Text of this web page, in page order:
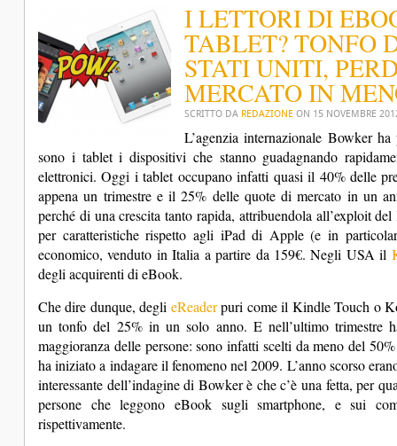
I LETTORI DI
TABLET? TONFO
STATI UNITI,
MERCATO IN
SCRITTO DA REDAZIONE ON 15 NOVEMBRE
L’agenzia internazionale Bowker
sono i tablet i dispositivi che stanno guadagnando
elettronici.Oggi i tablet occupano infatti quasi il 40% delle
appena un trimestre e il 25% delle quote di mercato in un
perché di una crescita tanto rapida, attribuendola all’exploit
per caratteristiche rispetto agli iPad di Apple (e in
economico, venduto in Italia a partire da 159€. Negli USA il
degli acquirenti di eBook.
Che dire dunque, degli eReaderpuri come il Kindle Touch o
un tonfo del 25% in un solo anno. E nell’ultimo trimestre
maggioranza delle persone: sono infatti scelti da meno del
ha iniziato a indagare il fenomeno nel 2009. L’anno scorso
interessante dell’indagine di Bowker è che c’è una fetta, per
persone che leggono eBook sugli smartphone, e sui
rispettivamente.